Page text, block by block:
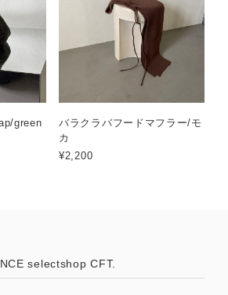
green
バラクラバフードマフラー/モ
カ
¥2,200
selectshop CFT.